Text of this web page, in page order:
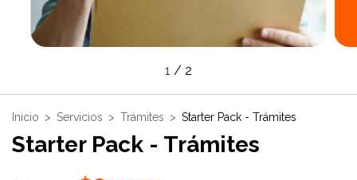
1 / 2
Inicio > Servicios > Trámites > Starter Pack - Trámites
Starter Pack - Trámites